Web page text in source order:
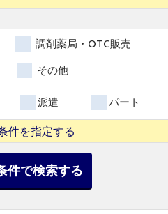
調剤薬局・OTC販売
その他
派遣 パート
件を指定する
件で検索する